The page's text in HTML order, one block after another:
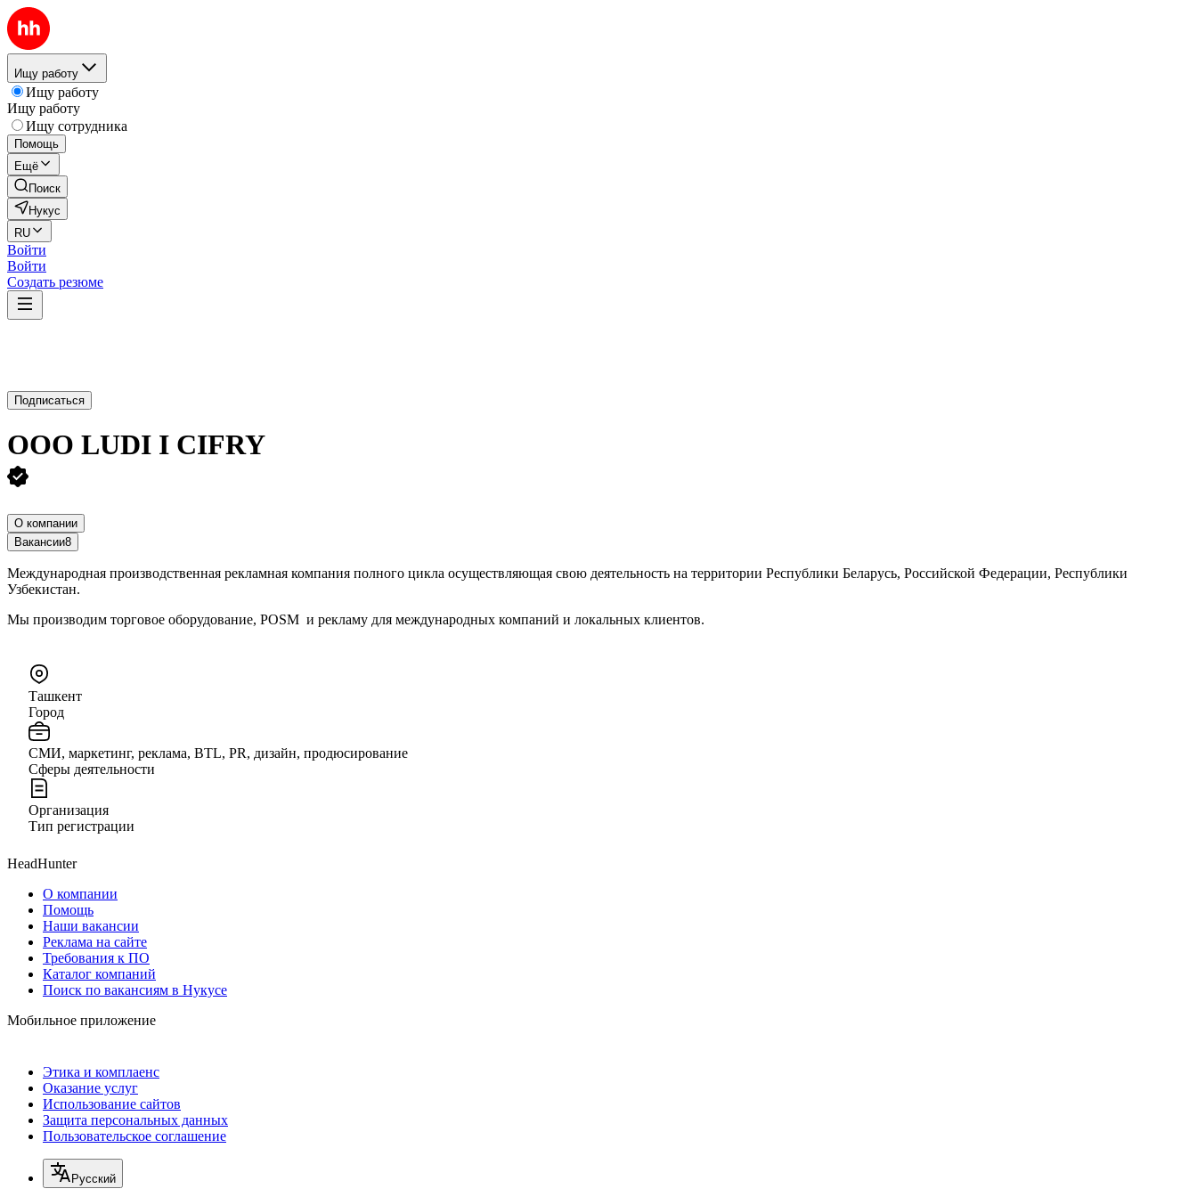
Ищу работу
Ищу работу
Ищу работу
Ищу сотрудника
Помощь
Ещё
Поиск
Нукус
RU
Войти
Войти
Создать резюме
Подписаться
ООО LUDI I CIFRY
О компании
Вакансии8
Международная производственная рекламная компания полного цикла осуществляющая свою деятельность на территории Республики Беларусь, Российской Федерации, Республики
Узбекистан.
Мы производим торговое оборудование, POSM и рекламу для международных компаний и локальных клиентов.
Ташкент
Город
СМИ, маркетинг, реклама, BTL, PR, дизайн, продюсирование
Сферы деятельности
Организация
Тип регистрации
HeadHunter
О компании
Помощь
Наши вакансии
Реклама на сайте
Требования к ПО
Каталог компаний
Поиск по вакансиям в Нукусе
Мобильное приложение
Этика и комплаенс
Оказание услуг
Использование сайтов
Защита персональных данных
Пользовательское соглашение
Русский